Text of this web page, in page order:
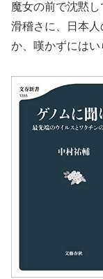
魔女の前で沈黙
滑稽さに、日本
か、嘆かずにはい